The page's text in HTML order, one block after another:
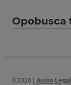
Opobusca
©2026| Aviso Legal